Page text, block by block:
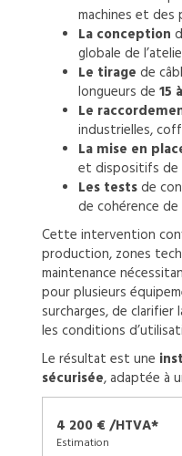
machines et des
La conception
globale de
Le tirage de
longueurs de 15
Le
industrielles,
La mise en
et dispositifs de
Les testsde
de cohérence de
Cette intervention
production, zones
maintenance
pour plusieurs
surcharges, de
les conditions
Le résultat est une
sécurisée, adaptée à
4 200 € /HTVA*
Estimation